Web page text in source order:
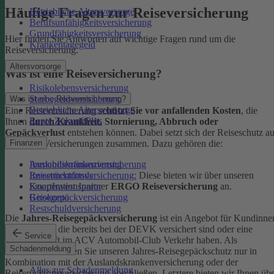
Betriebliche Altersvorsorge
Berufsunfähigkeitsversicherung
Grundfähigkeitsversicherung
Krankentagegeld
Altersvorsorge
Risikolebensversicherung
Sterbegeldversicherung
Betriebliche Altersvorsorge
Rente ZukunftPlus
Finanzen
Immobilienfinanzierung
Investmentfonds
SmartInvest Junior
Girokonto
Restschuldversicherung
Service
Schadenmeldung
Alles zur Schadenmeldung
Häufige Fragen zur Reiseversicherung
Hier finden Sie Antworten auf wichtige Fragen rund um die
Reiseversicherung.
Was ist eine Reiseversicherung?
Was ist eine Reiseversicherung?
Eine Reiseversicherungschützt Sie vor anfallenden Kosten, die
Ihnen durch Krankheit, Stornierung, Abbruch oder
Gepäckverlust entstehen können. Dabei setzt sich der Reiseschutz
mehreren Versicherungen zusammen. Dazu gehören die:
Auslandskrankenversicherung
Reiserücktrittsversicherung: Diese bieten wir über unseren
Kooperationspartner ERGO Reiseversicherung an.
Reisegepäckversicherung
Die Jahres-Reisegepäckversicherung ist ein Angebot für
und Kunden, die bereits bei der DEVK versichert sind oder eine
Mitgliedschaft im ACV Automobil-Club Verkehr haben. Als
Neukund:in können Sie unseren Jahres-Reisegepäckschutz nur in
Kombination mit der Auslandskrankenversicherung oder der